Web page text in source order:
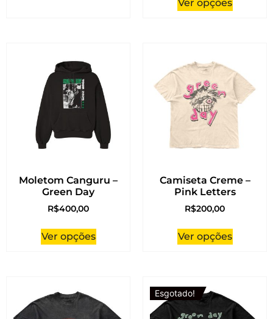
Ver opções
Moletom Canguru –
Green Day
R$400,00
Ver opções
Camiseta Creme –
Pink Letters
R$200,00
Ver opções
Esgotado!